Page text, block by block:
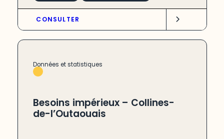
CONSULTER
Données et statistiques
Besoins impérieux – Collines-
de-l’Outaouais